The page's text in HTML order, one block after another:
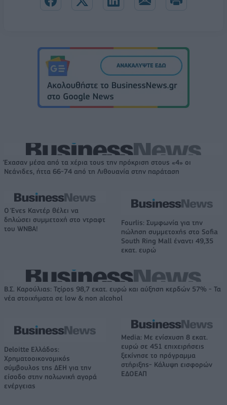
Έχασαν μέσα από τα χέρια τους την πρόκριση στους «4» οι
Νεάνιδες, ήττα 66-74 από τη Λιθουανία στην παράταση
Ο Ένες Καντέρ θέλει να
δηλώσει συμμετοχή στο ντραφτ
του WNBA!
Fourlis: Συμφωνία για την
πώληση συμμετοχής στο Sofia
South Ring Mall έναντι 49,35
εκατ. ευρώ
Β.Σ. Καρούλιας: Τζίρος 98,7 εκατ. ευρώ και αύξηση κερδών 57% - Τα
νέα στοιχήματα σε low & non alcohol
Deloitte Ελλάδος:
Χρηματοοικονομικός
σύμβουλος της ΔΕΗ για την
είσοδο στην πολωνική αγορά
ενέργειας
Media: Με ενίσχυση 8 εκατ.
ευρώ σε 451 επιχειρήσεις
ξεκίνησε το πρόγραμμα
στήριξης- Κάλυψη εισφορών
ΕΔΟΕΑΠ